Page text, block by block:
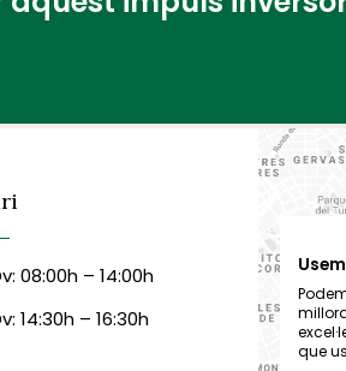
08:00h – 14:00h
14:30h – 16:30h
que